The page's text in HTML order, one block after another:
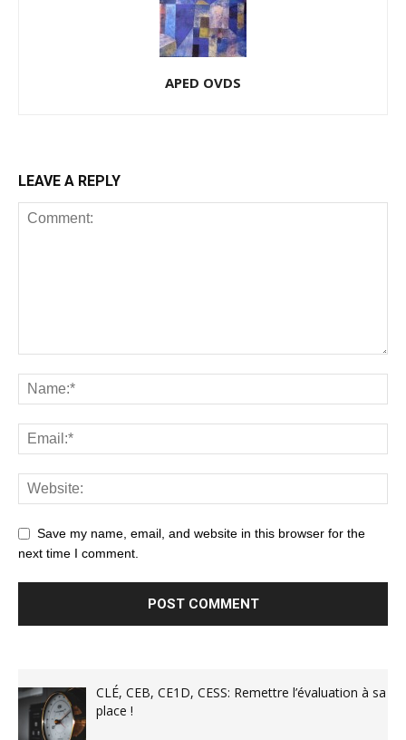
APED OVDS
LEAVE A REPLY
Save my name, email, and website in this browser for the
next time I comment.
CLÉ, CEB, CE1D, CESS: Remettre l’évaluation à sa
place !